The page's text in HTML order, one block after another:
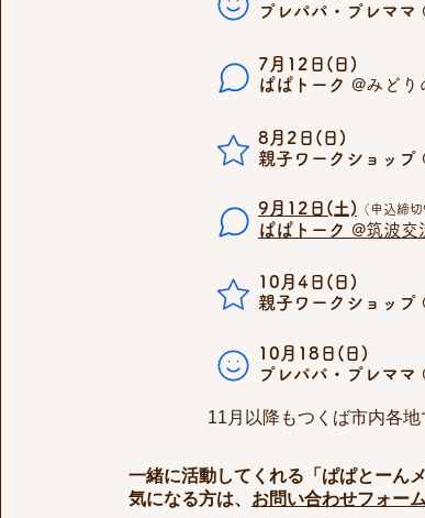
プレパパ・プレママ
7月12日(日)
ぱぱトーク @みどり
8月2日(日)
親子ワークショップ
9月12日(土) （申込締
ぱぱトーク @筑波交
10月4日(日)
親子ワークショップ
10月18日(日)
プレパパ・プレママ
​11月以降もつくば市内各地
一緒に活動してくれる「ぱぱとーん
​気になる方は、 お問い合わせフォーム